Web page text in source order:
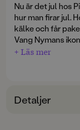
Nu är det jul hos
hur man firar jul.
kälke och får
Vang Nymans
de yngsta
+ Läs mer
Detaljer